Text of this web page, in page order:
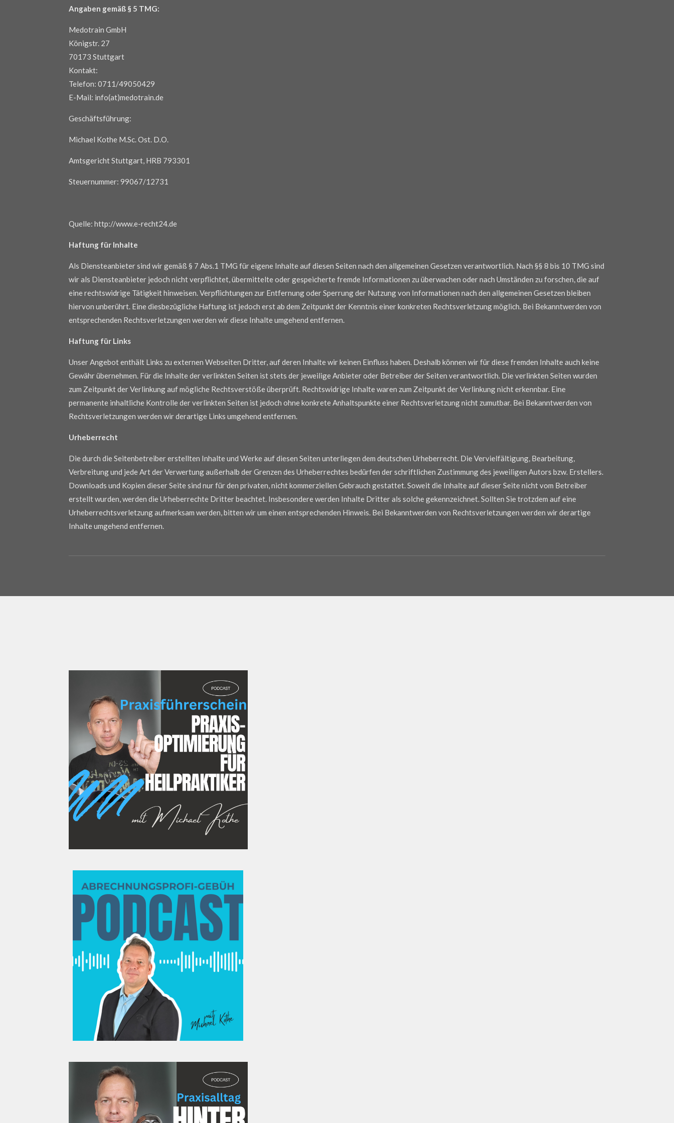
Angaben gemäß § 5 TMG:
Medotrain GmbH
Königstr. 27
70173 Stuttgart
Kontakt:
Telefon: 0711/49050429
E-Mail: info(at)medotrain.de
Geschäftsführung:
Michael Kothe M.Sc. Ost. D.O.
Amtsgericht Stuttgart, HRB 793301
Steuernummer: 99067/12731
Quelle: http://www.e-recht24.de
Haftung für Inhalte
Als Diensteanbieter sind wir gemäß § 7 Abs.1 TMG für eigene Inhalte auf diesen Seiten nach den allgemeinen Gesetzen verantwortlich. Nach §§ 8 bis 10 TMG sind
wir als Diensteanbieter jedoch nicht verpflichtet, übermittelte oder gespeicherte fremde Informationen zu überwachen oder nach Umständen zu forschen, die auf
eine rechtswidrige Tätigkeit hinweisen. Verpflichtungen zur Entfernung oder Sperrung der Nutzung von Informationen nach den allgemeinen Gesetzen bleiben
hiervon unberührt. Eine diesbezügliche Haftung ist jedoch erst ab dem Zeitpunkt der Kenntnis einer konkreten Rechtsverletzung möglich. Bei Bekanntwerden von
entsprechenden Rechtsverletzungen werden wir diese Inhalte umgehend entfernen.
Haftung für Links
Unser Angebot enthält Links zu externen Webseiten Dritter, auf deren Inhalte wir keinen Einfluss haben. Deshalb können wir für diese fremden Inhalte auch keine
Gewähr übernehmen. Für die Inhalte der verlinkten Seiten ist stets der jeweilige Anbieter oder Betreiber der Seiten verantwortlich. Die verlinkten Seiten wurden
zum Zeitpunkt der Verlinkung auf mögliche Rechtsverstöße überprüft. Rechtswidrige Inhalte waren zum Zeitpunkt der Verlinkung nicht erkennbar. Eine
permanente inhaltliche Kontrolle der verlinkten Seiten ist jedoch ohne konkrete Anhaltspunkte einer Rechtsverletzung nicht zumutbar. Bei Bekanntwerden von
Rechtsverletzungen werden wir derartige Links umgehend entfernen.
Urheberrecht
Die durch die Seitenbetreiber erstellten Inhalte und Werke auf diesen Seiten unterliegen dem deutschen Urheberrecht. Die Vervielfältigung, Bearbeitung,
Verbreitung und jede Art der Verwertung außerhalb der Grenzen des Urheberrechtes bedürfen der schriftlichen Zustimmung des jeweiligen Autors bzw. Erstellers.
Downloads und Kopien dieser Seite sind nur für den privaten, nicht kommerziellen Gebrauch gestattet. Soweit die Inhalte auf dieser Seite nicht vom Betreiber
erstellt wurden, werden die Urheberrechte Dritter beachtet. Insbesondere werden Inhalte Dritter als solche gekennzeichnet. Sollten Sie trotzdem auf eine
Urheberrechtsverletzung aufmerksam werden, bitten wir um einen entsprechenden Hinweis. Bei Bekanntwerden von Rechtsverletzungen werden wir derartige
Inhalte umgehend entfernen.